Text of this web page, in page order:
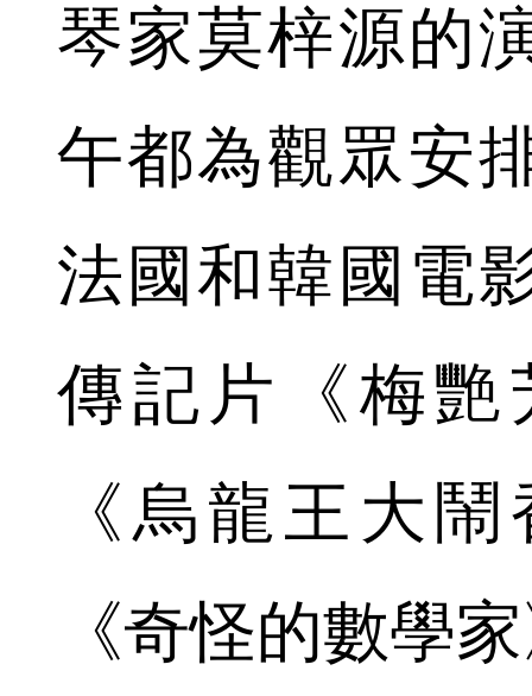
琴家莫梓源的
午都為觀眾安
法國和韓國電
傳記片《梅艷
《烏龍王大
《奇怪的數學